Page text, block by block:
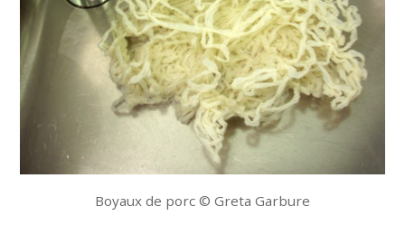
Boyaux de porc © Greta Garbure